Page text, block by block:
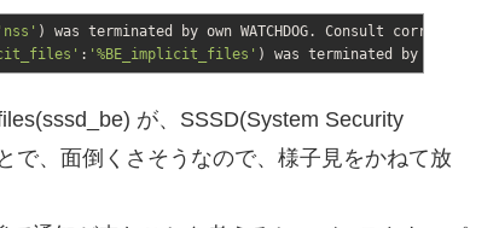
'nss' )
was terminated by own WATCHDOG. Consult
: '%BE_implicit_files' ) was terminated by own
が、SSSD(System Security
で、面倒くさそうなので、様子見をかねて放